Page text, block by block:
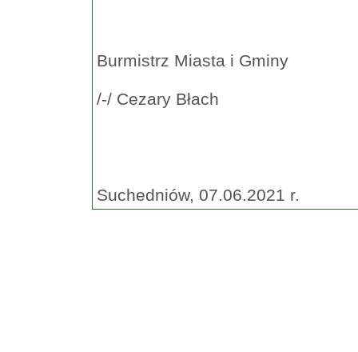
Burmistrz Miasta i Gminy
/-/ Cezary Błach
Suchedniów, 07.06.2021 r.